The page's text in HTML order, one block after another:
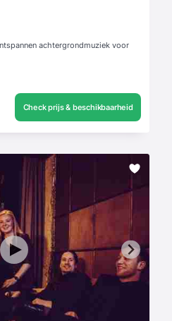
achtergrondmuziek voor
Check prijs & beschikbaarheid